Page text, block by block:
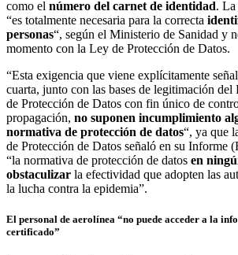
como el número del carnet de identidad. La
“es totalmente necesaria para la correcta
personas“, según el Ministerio de Sanidad y
momento con la Ley de Protección de Datos.
“Esta exigencia que viene explícitamente
cuarta, junto con las bases de legitimación del
de Protección de Datos con fin único de
propagación, no suponen incumplimiento
normativa de protección de datos“, ya que
de Protección de Datos señaló en su Informe
“la normativa de protección de datos en
obstaculizar la efectividad que adopten las
la lucha contra la epidemia”.
El personal de aerolínea “no puede acceder a la
certificado”